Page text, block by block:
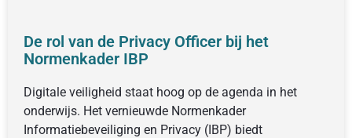
De rol van de Privacy Officer bij het
Normenkader IBP
Digitale veiligheid staat hoog op de agenda in het
onderwijs. Het vernieuwde Normenkader
Informatiebeveiliging en Privacy (IBP) biedt